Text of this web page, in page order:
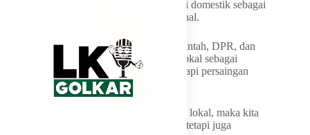
meningkat sehingga memperkuat konsumsi domestik sebagai
salah satu penopang utama ekonomi nasional.
Lamhot optimistis kolaborasi antara pemerintah, DPR, dan
pelaku industri dapat menjadikan produk lokal sebagai
kekuatan utama Indonesia dalam menghadapi persaingan
“Kalau kita serius mengoptimalkan produk lokal, maka kita
tidak hanya bicara pertumbuhan ekonomi, tetapi juga